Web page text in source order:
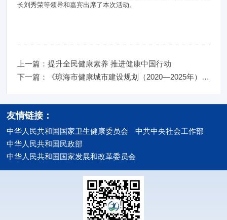
长刘秀荣等领导和嘉宾出席了本次活动。
上一篇：提升全民健康素养 推进健康中国行动
下一篇：《琼海市健康城市建设规划（2020—2025年）》专家评审会
友情链接：
中华人民共和国国家卫生健康委员会
中共中央社会工作部
中华人民共和国民政部
中华人民共和国国家发展和改革委员会